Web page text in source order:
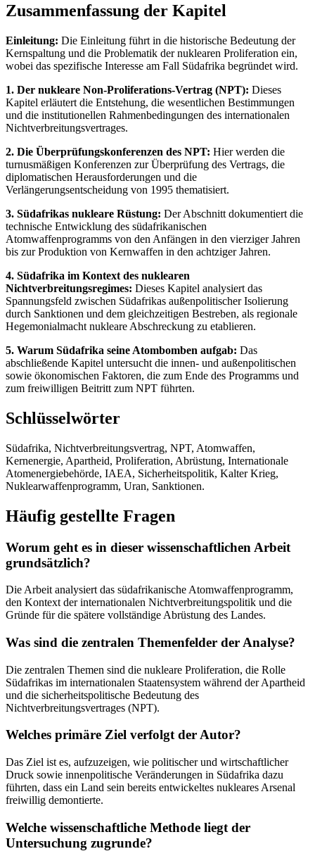
Zusammenfassung der Kapitel
Einleitung: Die Einleitung führt in die historische Bedeutung der
Kernspaltung und die Problematik der nuklearen Proliferation ein,
wobei das spezifische Interesse am Fall Südafrika begründet wird.
1. Der nukleare Non-Proliferations-Vertrag (NPT): Dieses
Kapitel erläutert die Entstehung, die wesentlichen Bestimmungen
und die institutionellen Rahmenbedingungen des internationalen
Nichtverbreitungsvertrages.
2. Die Überprüfungskonferenzen des NPT: Hier werden die
turnusmäßigen Konferenzen zur Überprüfung des Vertrags, die
diplomatischen Herausforderungen und die
Verlängerungsentscheidung von 1995 thematisiert.
3. Südafrikas nukleare Rüstung: Der Abschnitt dokumentiert die
technische Entwicklung des südafrikanischen
Atomwaffenprogramms von den Anfängen in den vierziger Jahren
bis zur Produktion von Kernwaffen in den achtziger Jahren.
4. Südafrika im Kontext des nuklearen
Nichtverbreitungsregimes: Dieses Kapitel analysiert das
Spannungsfeld zwischen Südafrikas außenpolitischer Isolierung
durch Sanktionen und dem gleichzeitigen Bestreben, als regionale
Hegemonialmacht nukleare Abschreckung zu etablieren.
5. Warum Südafrika seine Atombomben aufgab: Das
abschließende Kapitel untersucht die innen- und außenpolitischen
sowie ökonomischen Faktoren, die zum Ende des Programms und
zum freiwilligen Beitritt zum NPT führten.
Schlüsselwörter
Südafrika, Nichtverbreitungsvertrag, NPT, Atomwaffen,
Kernenergie, Apartheid, Proliferation, Abrüstung, Internationale
Atomenergiebehörde, IAEA, Sicherheitspolitik, Kalter Krieg,
Nuklearwaffenprogramm, Uran, Sanktionen.
Häufig gestellte Fragen
Worum geht es in dieser wissenschaftlichen Arbeit
grundsätzlich?
Die Arbeit analysiert das südafrikanische Atomwaffenprogramm,
den Kontext der internationalen Nichtverbreitungspolitik und die
Gründe für die spätere vollständige Abrüstung des Landes.
Was sind die zentralen Themenfelder der Analyse?
Die zentralen Themen sind die nukleare Proliferation, die Rolle
Südafrikas im internationalen Staatensystem während der Apartheid
und die sicherheitspolitische Bedeutung des
Nichtverbreitungsvertrages (NPT).
Welches primäre Ziel verfolgt der Autor?
Das Ziel ist es, aufzuzeigen, wie politischer und wirtschaftlicher
Druck sowie innenpolitische Veränderungen in Südafrika dazu
führten, dass ein Land sein bereits entwickeltes nukleares Arsenal
freiwillig demontierte.
Welche wissenschaftliche Methode liegt der
Untersuchung zugrunde?